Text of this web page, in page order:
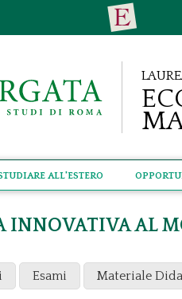
all'estero
AL
Esami Materiale